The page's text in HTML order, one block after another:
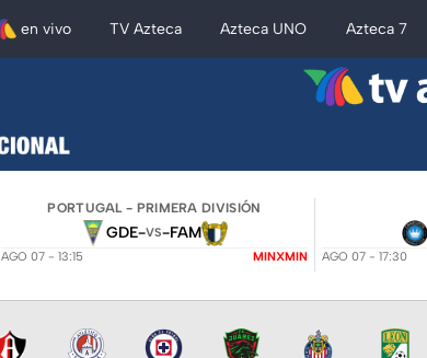
en vivo TV Azteca Azteca UNO Azteca 7
PORTUGAL - PRIMERA DIVISIÓN
GDE-VS-FAM
AGO 07 - 13:15 MINXMIN AGO 07 - 17:30